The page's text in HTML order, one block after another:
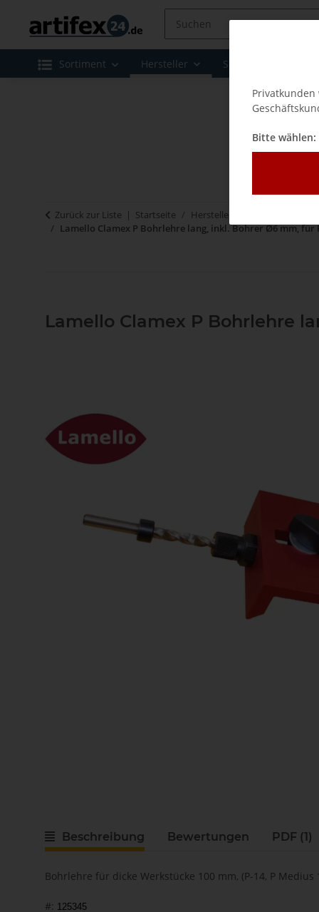
Sortiment Hersteller Sale
Zurück zur Liste Startseite Hersteller
Lamello Clamex P Bohrlehre lang, inkl. Bohrer Ø6 mm, für
Lamello Clamex P Bohrlehre
Beschreibung Bewertungen PDF (1)
Bohrlehre für dicke Werkstücke 100 mm, (P-14, P Medius
#: 125345
Bitte wählen: